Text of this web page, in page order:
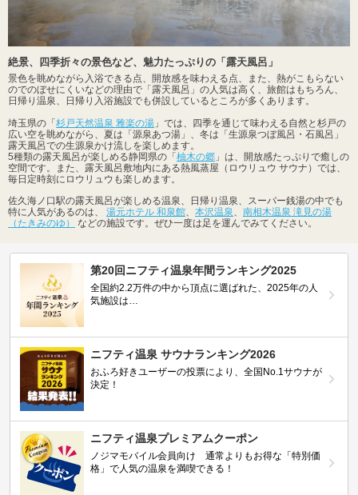
絶景、四季折々の景色など、魅力たっぷりの「露天風呂」
景色を眺めながら入浴できる点、開放感を味わえる点、また、熱がこもらない
のでのぼせにくいなどの理由で「露天風呂」の人気は高く、旅館はもちろん、
日帰り温泉、日帰り入浴施設でも併設しているところが多くあります。
埼玉県の「 杉戸天然温泉 雅楽の湯 」では、四季を通じて味わえる自然と杉戸の
広い空を眺めながら、夏は「源泉あつ湯」、冬は「生源泉つぼ風呂・石風呂」
露天風呂での生源泉かけ流しを楽しめます。
5種類の露天風呂が楽しめる静岡県の「 柚木の郷 」は、開放感たっぷりで癒しの
空間です。また、露天風呂敷地内にある熱風蒸屋（ロウリュウ サウナ）では、
毎日定時刻にロウリュウも楽しめます。
佐久海ノ口駅の露天風呂が楽しめる温泉、日帰り温泉、スーパー銭湯の中でも
特に人気があるのは、 湯元ホテル 和泉館、 本沢温泉、 南相木温泉 滝見の湯
（たきみのゆ）
などの施設です。ぜひ一度は足を運んでみてください。
第20回ニフティ温泉年間ランキング2025
全国約2.2万件の中から頂点に選ばれた、2025年の人
気施設は…
ニフティ温泉 サウナランキング2026
おふろ好きユーザーの投票により、全国No.1サウナが
決定！
ニフティ温泉プレミアムクーポン
ノジマモバイル会員向け 通常よりもお得な「特別価
格」で人気の温泉を満喫できる！